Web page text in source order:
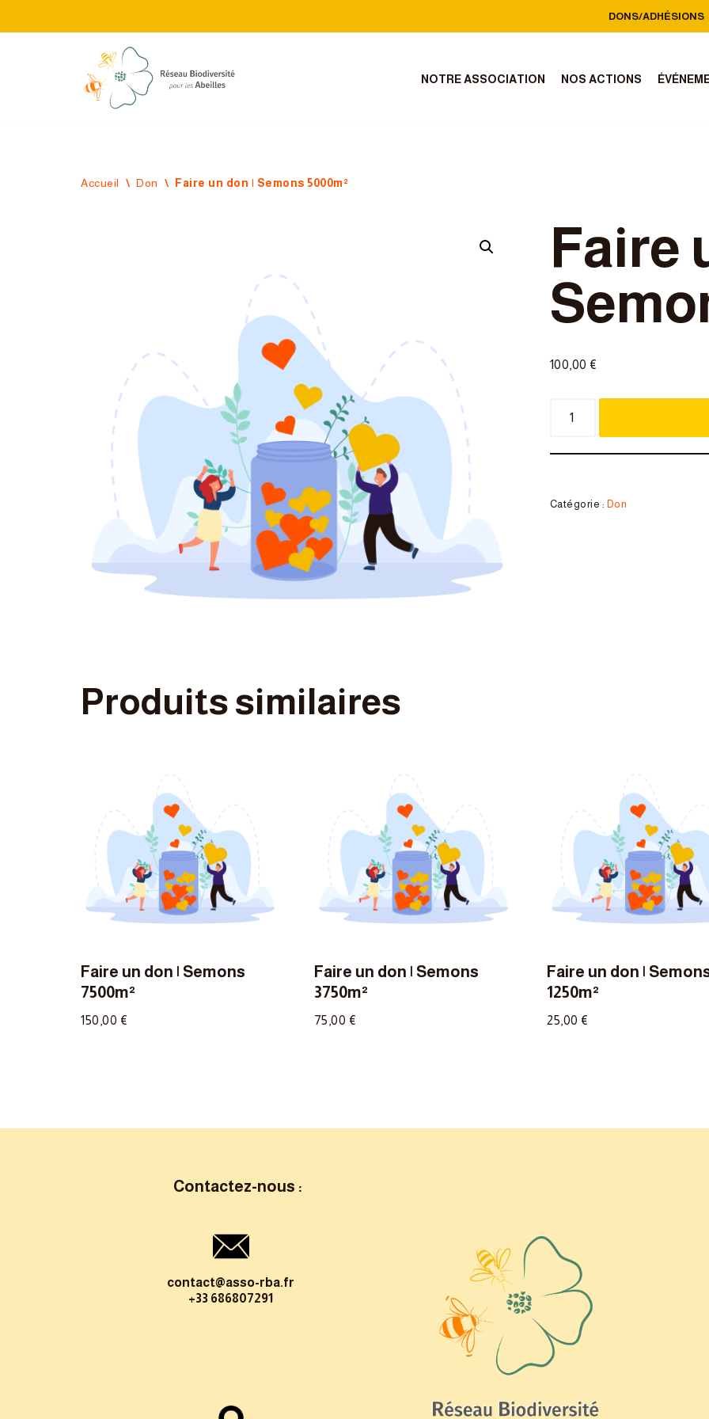
DONS/ADHÉSIONS
NOTRE ASSOCIATION NOS ACTIONS
Accueil \ Don \ Faire un don | Semons 5000m²
Faire
100,00 €
Catégorie : Don
Produits similaires
Faire un don | Semons
7500m²
150,00 €
Faire un don | Semons
3750m²
75,00 €
Faire un don |
1250m²
25,00 €
Contactez-nous :
contact@asso-rba.fr
+33 686807291